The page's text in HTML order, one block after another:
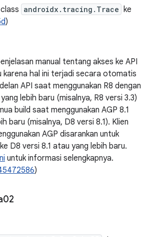
androidx.tracing.Trace ke
)
manual tentang akses ke API
karena hal ini terjadi secara otomatis
API saat menggunakan R8 dengan
lebih baru (misalnya, R8 versi 3.3)
build saat menggunakan AGP 8.1
baru (misalnya, D8 versi 8.1). Klien
AGP disarankan untuk
D8 versi 8.1 atau yang lebih baru.
untuk informasi selengkapnya.
)